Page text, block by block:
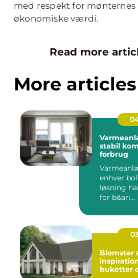
med respekt for mønternes
økonomiske værdi.
Read more
More articles
stabil
forbrug
enhver
løsning
for b&ari...
Blomster
buketter